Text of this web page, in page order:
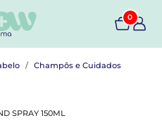
0
Champôs e Cuidados
SPRAY 150ML